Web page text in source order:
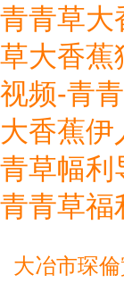
青青草大
草大香蕉
视频-青
大香蕉伊
青草幅利
青青草福
大冶市琛